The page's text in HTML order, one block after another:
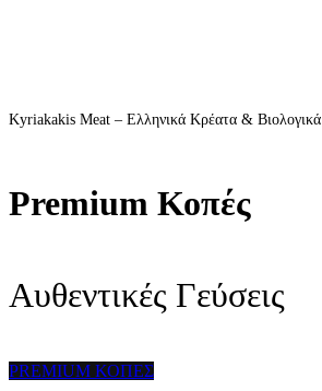
Kyriakakis Meat – Ελληνικά Κρέατα & Βιολογικά
Premium Κοπές
Αυθεντικές Γεύσεις
PREMIUM ΚΟΠΕΣ